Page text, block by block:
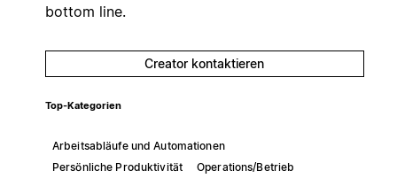
bottom line.
Creator kontaktieren
Top-Kategorien
Arbeitsabläufe und Automationen
Persönliche Produktivität
Operations/Betrieb